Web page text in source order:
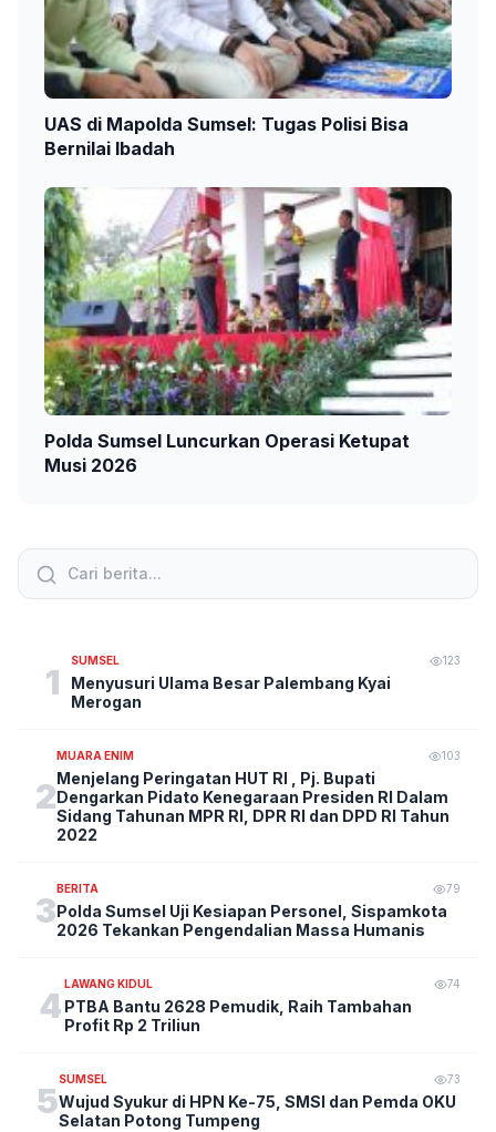
UAS di Mapolda Sumsel: Tugas Polisi Bisa
Bernilai Ibadah
Polda Sumsel Luncurkan Operasi Ketupat
Musi 2026
1
SUMSEL 123
Menyusuri Ulama Besar Palembang Kyai
Merogan
2
MUARA ENIM 103
Menjelang Peringatan HUT RI , Pj. Bupati
Dengarkan Pidato Kenegaraan Presiden RI Dalam
Sidang Tahunan MPR RI, DPR RI dan DPD RI Tahun
2022
3
BERITA 79
Polda Sumsel Uji Kesiapan Personel, Sispamkota
2026 Tekankan Pengendalian Massa Humanis
4
LAWANG KIDUL 74
PTBA Bantu 2628 Pemudik, Raih Tambahan
Profit Rp 2 Triliun
5
SUMSEL 73
Wujud Syukur di HPN Ke-75, SMSI dan Pemda OKU
Selatan Potong Tumpeng